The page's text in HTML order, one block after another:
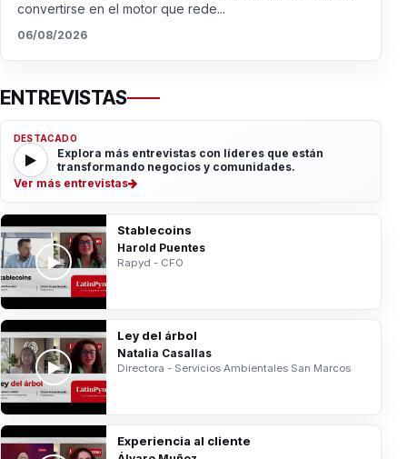
convertirse en el motor que rede...
06/08/2026
ENTREVISTAS
DESTACADO
Explora más entrevistas con líderes que están
transformando negocios y comunidades.
Ver más entrevistas
Stablecoins
Harold Puentes
Rapyd - CFO
Ley del árbol
Natalia Casallas
Directora - Servicios Ambientales San Marcos
Experiencia al cliente